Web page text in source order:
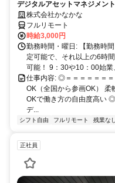
デジタルアセットマネジメン
き方の自由度あり！
株式会社かなかな
フルリモート
時給3,000円
勤務時間・曜日: 【勤務時
定可能で、それ以上の6時
可能！ 9：30や10：00始業
仕事内容: ◎＝＝＝＝＝＝
OK（全国から参画OK） 柔
OKで働き方の自由度高い
デ...
シフト自由 フルリモート 残業なし
正社員